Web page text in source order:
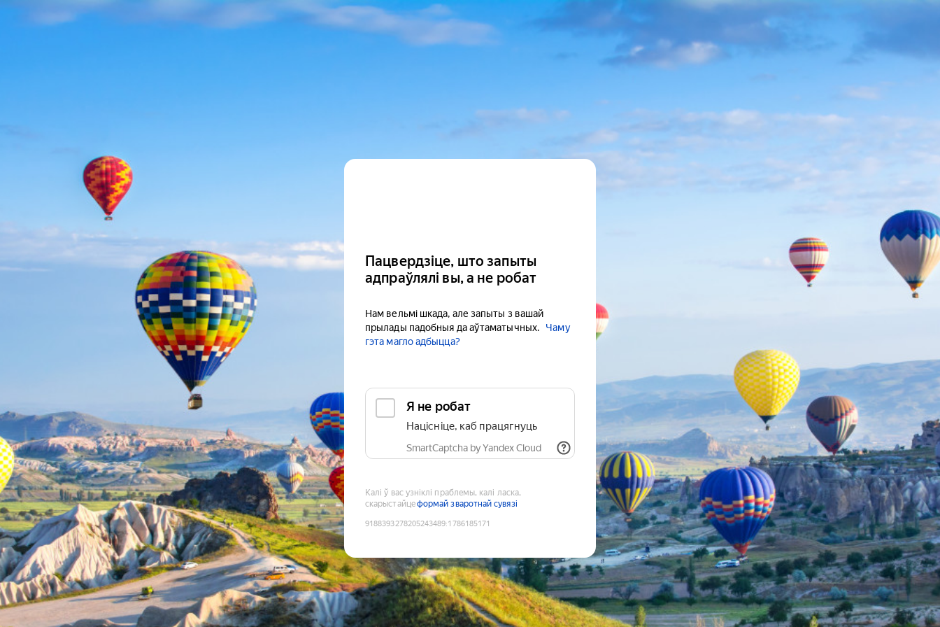
Пацвердзіце, што запыты
адпраўлялі вы, а не робат
Нам вельмі шкада, але запыты з вашай
прылады падобныя да аўтаматычных.
Чаму
гэта магло адбыцца?
Я не робат
Націсніце, каб працягнуць
SmartCaptcha by Yandex Cloud
Калі ў вас узніклі праблемы, калі ласка,
скарыстайцеформай зваротнай сувязі
9188393278205243489:1786185171